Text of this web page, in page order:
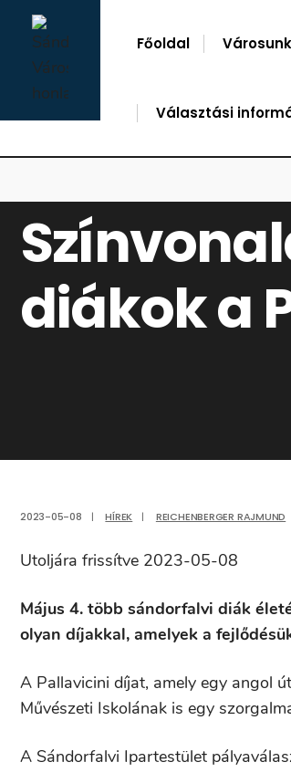
Skip
content
Főoldal Városunk
Választási
diákok a
2023-05-08 | HÍREK | REICHENBERGER RAJMUND
Utoljára frissítve 2023-05-08
Május 4. több sándorfalvi diák
olyan díjakkal, amelyek a
A Pallavicini díjat, amely egy angol
Művészeti Iskolának is egy
A Sándorfalvi Ipartestület